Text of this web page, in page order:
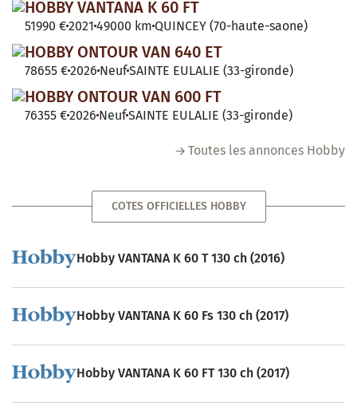
HOBBY VANTANA K 60 FT
51990 €2021 49000 km QUINCEY (70-haute-saone)
HOBBY ONTOUR VAN 640 ET
78655 €2026 NeufSAINTE EULALIE (33-gironde)
HOBBY ONTOUR VAN 600 FT
76355 €2026 NeufSAINTE EULALIE (33-gironde)
Toutes les annonces Hobby
COTES OFFICIELLES HOBBY
Hobby VANTANA K 60 T 130 ch (2016)
Hobby VANTANA K 60 Fs 130 ch (2017)
Hobby VANTANA K 60 FT 130 ch (2017)